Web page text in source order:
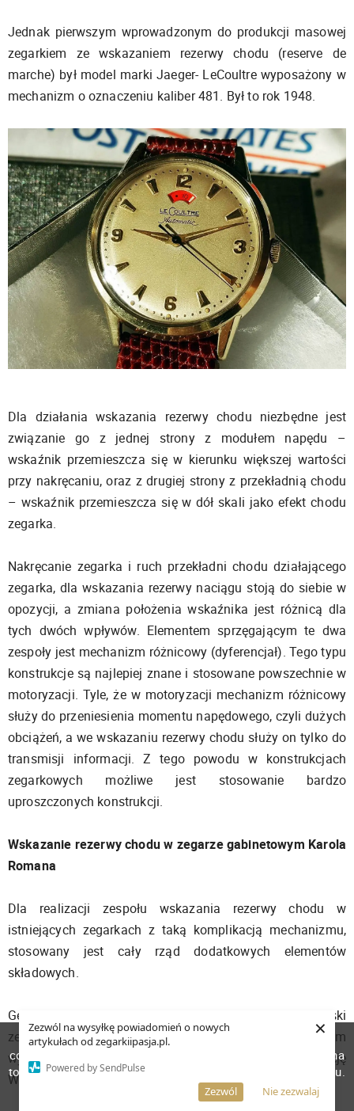
Zezwól na wysyłkę powiadomień o nowych
artykułach od zegarkiipasja.pl.
Powered by SendPulse
Nie zezwalaj
Zezwól
×
Jednak pierwszym wprowadzonym do produkcji masowej
zegarkiem ze wskazaniem rezerwy chodu (reserve de
marche) był model marki Jaeger- LeCoultre wyposażony w
mechanizm o oznaczeniu kaliber 481. Był to rok 1948.
Dla działania wskazania rezerwy chodu niezbędne jest
związanie go z jednej strony z modułem napędu –
wskaźnik przemieszcza się w kierunku większej wartości
przy nakręcaniu, oraz z drugiej strony z przekładnią chodu
– wskaźnik przemieszcza się w dół skali jako efekt chodu
zegarka.
Nakręcanie zegarka i ruch przekładni chodu działającego
zegarka, dla wskazania rezerwy naciągu stoją do siebie w
opozycji, a zmiana położenia wskaźnika jest różnicą dla
tych dwóch wpływów. Elementem sprzęgającym te dwa
zespoły jest mechanizm różnicowy (dyferencjał). Tego typu
konstrukcje są najlepiej znane i stosowane powszechnie w
motoryzacji. Tyle, że w motoryzacji mechanizm różnicowy
służy do przeniesienia momentu napędowego, czyli dużych
obciążeń, a we wskazaniu rezerwy chodu służy on tylko do
transmisji informacji. Z tego powodu w konstrukcjach
zegarkowych możliwe jest stosowanie bardzo
uproszczonych konstrukcji.
Wskazanie rezerwy chodu w zegarze gabinetowym Karola
Romana
Dla realizacji zespołu wskazania rezerwy chodu w
istniejących zegarkach z taką komplikacją mechanizmu,
stosowany jest cały rząd dodatkowych elementów
składowych.
Genialną realizację takiego wskazania przedstawił polski
zegarmistrz Karol Roman w swoim zegarze gabinetowym
wykonanym w roku 2019 i przeznaczonym na aukcję
WOŚP w 2020 roku.
W celu poprawienia jakości usług korzystamy z plików
cookies. Pozostanie na stronie oznacza, iż wyrażasz zgodę na
to, że pliki cookies będą przechowywane w Twoim urządzeniu.
Więcej informacji